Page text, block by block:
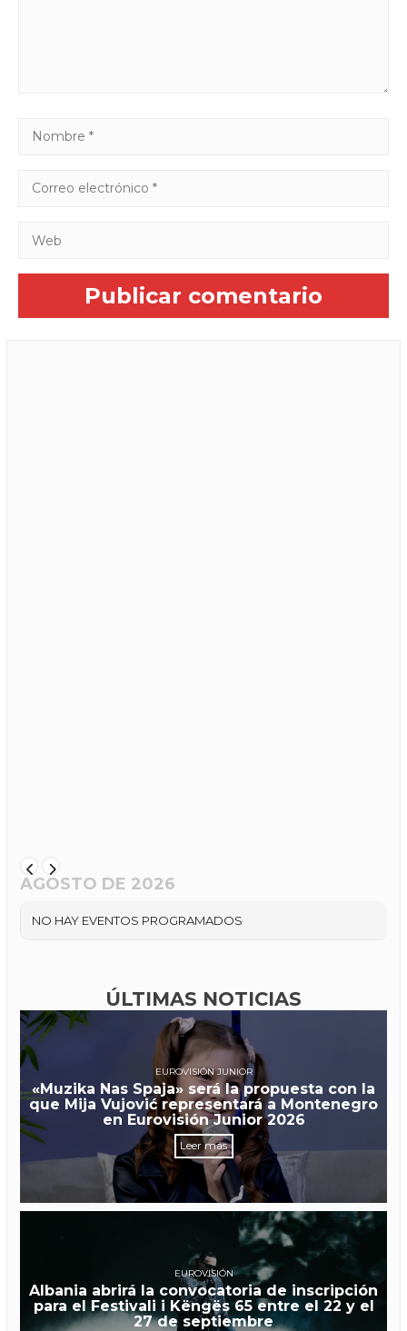
AGOSTO DE 2026
NO HAY EVENTOS PROGRAMADOS
ÚLTIMAS NOTICIAS
EUROVISIÓN JUNIOR
«Muzika Nas Spaja» será la propuesta con la
que Mija Vujović representará a Montenegro
en Eurovisión Junior 2026
Leer más
EUROVISIÓN
Albania abrirá la convocatoria de inscripción
para el Festivali i Këngës 65 entre el 22 y el
27 de septiembre